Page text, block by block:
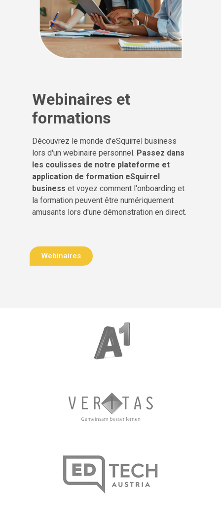
Webinaires et
formations
Découvrez le monde d'eSquirrel business
lors d'un webinaire personnel. Passez dans
les coulisses de notre plateforme et
application de formation eSquirrel
business et voyez comment l'onboarding et
la formation peuvent être numériquement
amusants lors d'une démonstration en direct.
Webinaires